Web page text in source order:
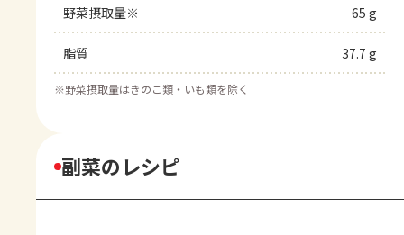
野菜摂取量※ 65 g
脂質 37.7 g
※野菜摂取量はきのこ類・いも類を除く
副菜のレシピ